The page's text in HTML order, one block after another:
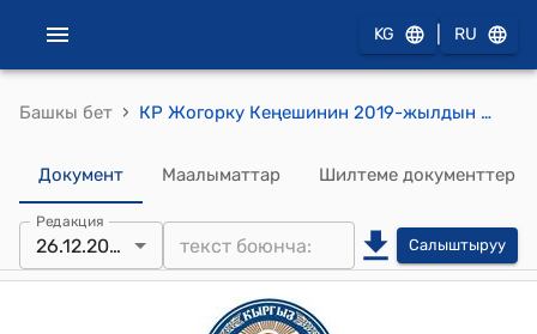
KG RU
Башкы бет › КР Жогорку Кеңешинин 2019-жылдын 26-декабрындагы № 3476-VI "Кол топтоо, кол коюу барактарын жол-жоболоштуруу тартибинин сакталганын, жарандар жөнүндө маалыматтардын жана жарандардын элдик демилгени колдоп чогултулган колтамгаларынын аныктыгын текшерүү боюнча жумушчу топту түзүү жөнүндө" токтому
Документ Маалыматтар Шилтеме документтер
Редакция
26.12.2019 Салыштыруу